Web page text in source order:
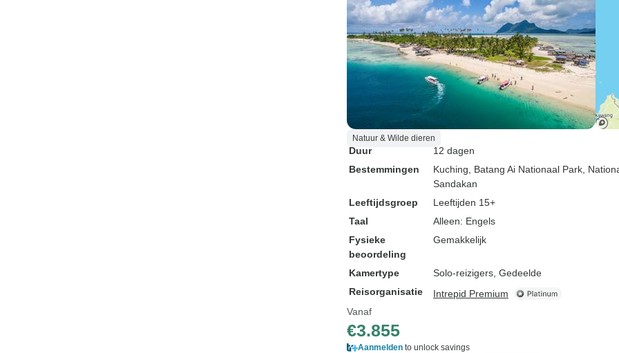
Natuur & Wilde dieren
Duur
12 dagen
Bestemmingen
Kuching , Batang Ai Nationaal Park ,
Sandakan
Leeftijdsgroep
Leeftijden 15+
Taal
Alleen: Engels
Fysieke
beoordeling
Gemakkelijk
Kamertype
Solo-reizigers, Gedeelde
Reisorganisatie
Intrepid Premium
Vanaf
€3.855
Aanmelden to unlock savings